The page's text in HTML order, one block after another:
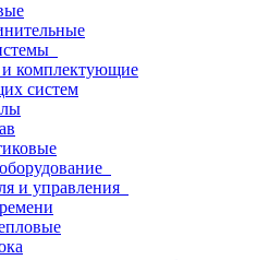
и комплектующие
систем
и управления